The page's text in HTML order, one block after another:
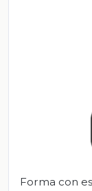
Forma con